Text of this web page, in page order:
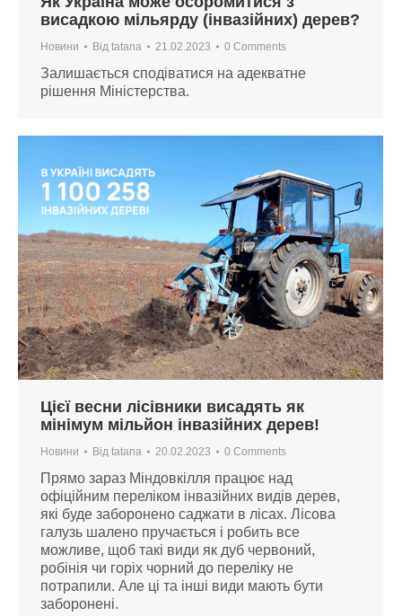
висадкою мільярду (інвазійних) дерев?
Новини Від tatana 21.02.2023 0 Comments
Залишається сподіватися на адекватне
рішення Міністерства.
Цієї весни лісівники висадять як
мінімум мільйон інвазійних дерев!
Новини Від tatana 20.02.2023 0 Comments
Прямо зараз Міндовкілля працює над
офіційним переліком інвазійних видів дерев,
які буде заборонено саджати в лісах. Лісова
галузь шалено пручається і робить все
можливе, щоб такі види як дуб червоний,
робінія чи горіх чорний до переліку не
потрапили. Але ці та інші види мають бути
заборонені.